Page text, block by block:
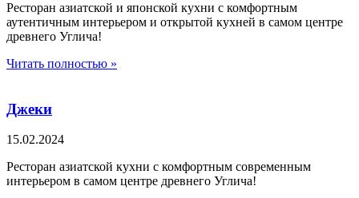
Ресторан азиатской и японской кухни с комфортным
аутентичным интерьером и открытой кухней в самом центре
древнего Углича!
Читать полностью »
Джеки
15.02.2024
Ресторан азиатской кухни с комфортным современным
интерьером в самом центре древнего Углича!